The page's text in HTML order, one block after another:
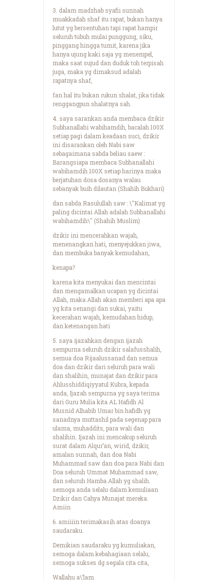
3. dalam madzhab syafii sunnah
muakkadah shaf itu rapat, bukan hanya
lutut yg bersentuhan tapi rapat hampir
seluruh tubuh mulai punggung, siku,
pinggang hingga tumit, karena jika
hanya ujung kaki saja yg menempel,
maka saat sujud dan duduk toh terpisah
juga, maka yg dimaksud adalah
rapatnya shaf,
fan hal itu bukan rukun shalat, jika tidak
renggangpun shalatnya sah.
4. saya sarankan anda membaca dzikir
Subhanallahi wabihamdih, bacalah 100X
setiap pagi dalam keadaan suci, dzikir
ini disarankan oleh Nabi saw
sebagaimana sabda beliau saew :
Barangsiapa membaca Subhanallahi
wabihamdih 100X setiap harinya maka
berjatuhan dosa dosanya walau
sebanyak buih dilautan (Shahih Bukhari)
dan sabda Rasulullah saw : \"Kalimat yg
paling dicintai Allah adalah Subhanallahi
wabihamdih\" (Shahih Muslim)
dzikir ini mencerahkan wajah,
menenangkan hati, menyejukkan jiwa,
dan membuka banyak kemudahan,
kenapa?
karena kita menyukai dan mencintai
dan mengamalkan ucapan yg dicintai
Allah, maka Allah akan memberi apa apa
yg kita senangi dan sukai, yaitu
kecerahan wajah, kemudahan hidup,
dan ketenangan hati
5. saya ijazahkan dengan ijazah
sempurna seluruh dzikir salafusshalih,
semua doa Rijaalussanad dan semua
doa dan dzikir dari seluruh para wali
dan shalihin, munajat dan dzikir para
Ahlusshiddiqiyyatul Kubra, kepada
anda, Ijazah sempurna yg saya terima
dari Guru Mulia kita AL Hafidh Al
Musnid Alhabib Umar bin hafidh yg
sanadnya muttashil pada segenap para
ulama, muhaddits, para wali dan
shalihin. Ijazah ini mencakup seluruh
surat dalam Alqur’an, wirid, dzikir,
amalan sunnah, dan doa Nabi
Muhammad saw dan doa para Nabi dan
Doa seluruh Ummat Muhammad saw,
dan seluruh Hamba Allah yg shalih.
semoga anda selalu dalam kemuliaan
Dzikir dan Cahya Munajat mereka.
Amiin
6. amiiiin terimakasih atas doanya
saudaraku.
Demikian saudaraku yg kumuliakan,
semoga dalam kebahagiaan selalu,
semoga sukses dg segala cita cita,
Wallahu a\’lam